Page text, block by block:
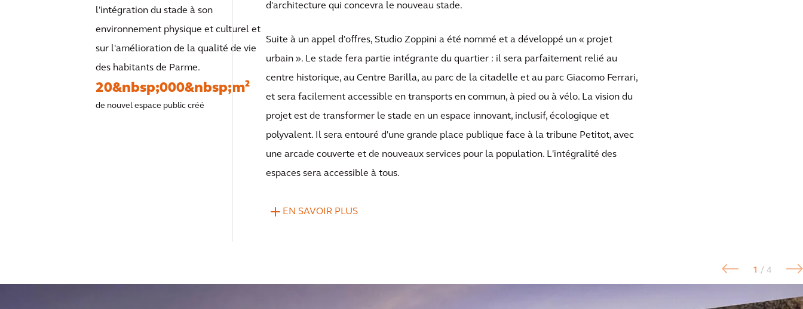
l'intégration du stade à son
environnement physique et culturel et
sur l'amélioration de la qualité de vie
des habitants de Parme.
20&nbsp;000&nbsp;m²
de nouvel espace public créé
d'architecture qui concevra le nouveau stade.
Suite à un appel d'offres, Studio Zoppini a été nommé et a développé un « projet
urbain ». Le stade fera partie intégrante du quartier : il sera parfaitement relié au
centre historique, au Centre Barilla, au parc de la citadelle et au parc Giacomo Ferrari,
et sera facilement accessible en transports en commun, à pied ou à vélo. La vision du
projet est de transformer le stade en un espace innovant, inclusif, écologique et
polyvalent. Il sera entouré d'une grande place publique face à la tribune Petitot, avec
une arcade couverte et de nouveaux services pour la population. L'intégralité des
espaces sera accessible à tous.
EN SAVOIR PLUS
1 / 4